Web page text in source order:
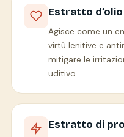
Estratto
Agisce come un
virtù lenitive e
mitigare le
uditivo.
Estratto di